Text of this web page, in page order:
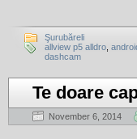
Şurubăreli
allview p5 alldro
dashcam
Te doare
November 6, 2014